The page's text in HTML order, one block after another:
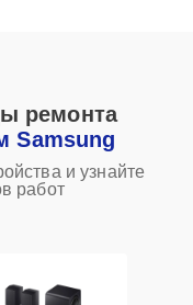
ремонта
Samsung
и узнайте
работ